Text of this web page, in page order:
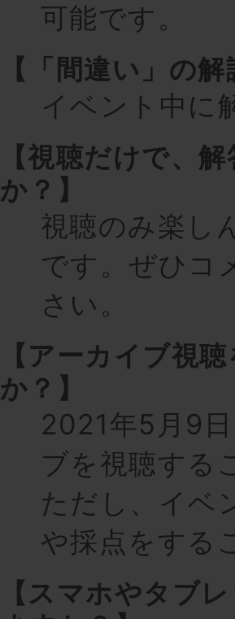
可能です。
【「間違い」の
イベント中に
【視聴だけで、
か？】
視聴のみ楽し
です。ぜひコ
さい。
【アーカイブ視
か？】
2021年5月9
ブを視聴する
ただし、イベ
や採点をする
【スマホやタブ